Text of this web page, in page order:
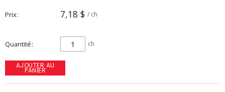
Prix 7,18 $ / ch
Quantité ch
AJOUTER AU
PANIER